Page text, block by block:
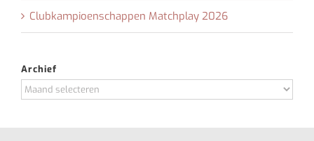
Clubkampioenschappen Matchplay 2026
Archief
Archief